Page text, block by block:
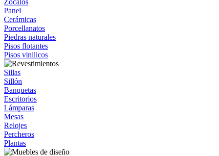
Zocalos
Panel
Cerámicas
Porcellanatos
Piedras naturales
Pisos flotantes
Pisos vinilicos
Sillas
Sillón
Banquetas
Escritorios
Lámparas
Mesas
Relojes
Percheros
Plantas